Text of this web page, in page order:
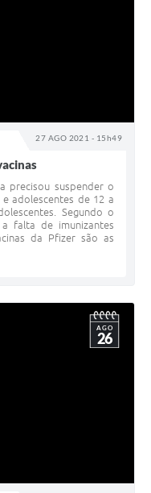
27 AGO 2021 - 15h49
precisou suspender o
adolescentes de 12 a
Segundo o
falta de imunizantes
da Pfizer são as
AGO
26